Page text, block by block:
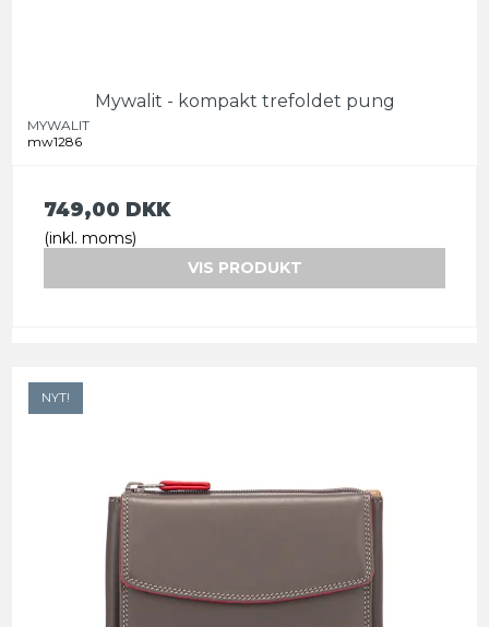
Mywalit - kompakt trefoldet pung
MYWALIT
mw1286
749,00 DKK
(inkl. moms)
VIS PRODUKT
NYT!